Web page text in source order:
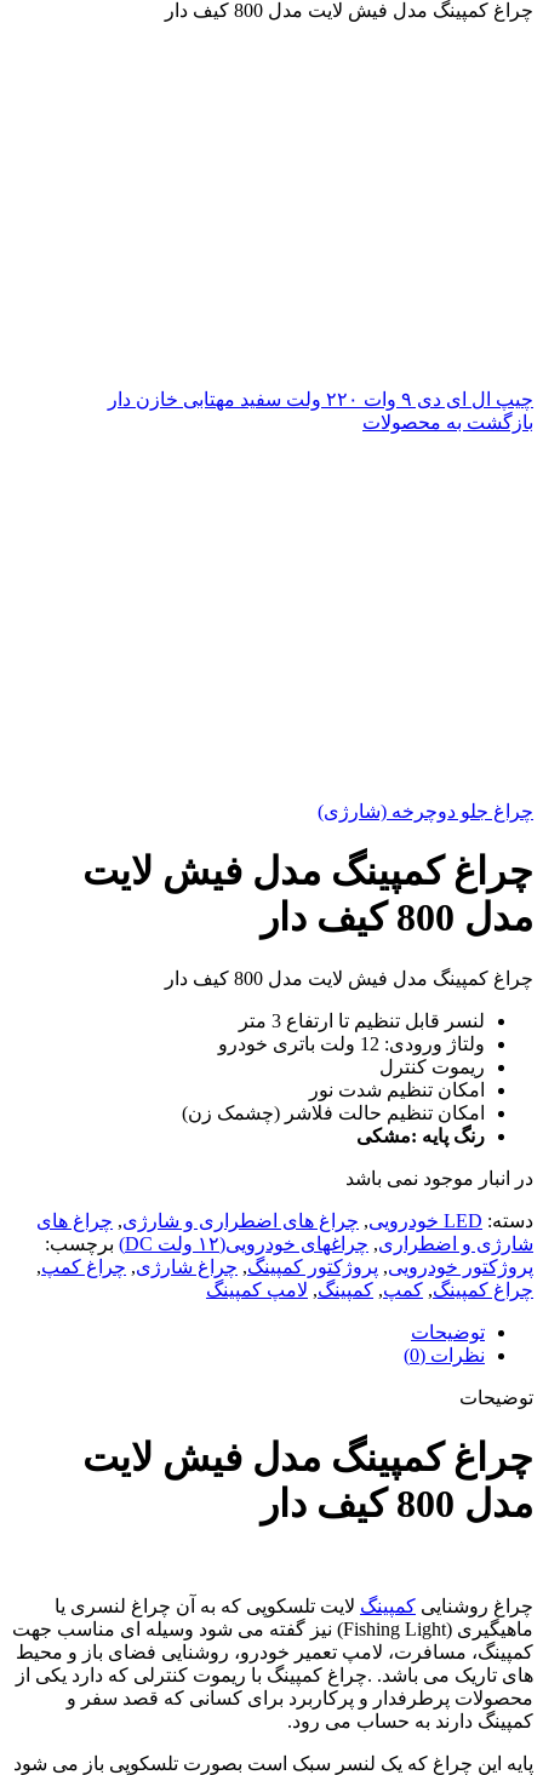
چراغ کمپینگ مدل فیش لایت مدل 800 کیف دار
چیپ ال ای دی ۹ وات ۲۲۰ ولت سفید مهتابی خازن دار
بازگشت به محصولات
چراغ جلو دوچرخه (شارژی)
چراغ کمپینگ مدل فیش لایت
مدل 800 کیف دار
چراغ کمپینگ مدل فیش لایت مدل 800 کیف دار
لنسر قابل تنظیم تا ارتفاع 3 متر
ولتاژ ورودی: 12 ولت باتری خودرو
ریموت کنترل
امکان تنظیم شدت نور
امکان تنظیم حالت فلاشر (چشمک زن)
رنگ پایه :مشکی
در انبار موجود نمی باشد
دسته: LED خودرویی , چراغ های اضطراری و شارژی, چراغ های
شارژی و اضطراری, چراغهای خودرویی(۱۲ ولت DC)
برچسب:
پروژکتور خودرویی, پروژکتور کمپینگ, چراغ شارژی, چراغ کمپ,
چراغ کمپینگ, کمپ, کمپینگ, لامپ کمپینگ
توضیحات
نظرات (0)
توضیحات
چراغ کمپینگ مدل فیش لایت
مدل 800 کیف دار
چراغ روشنایی کمپینگ لایت تلسکوپی که به آن چراغ لنسری یا
ماهیگیری (Fishing Light) نیز گفته می شود وسیله ای مناسب جهت
کمپینگ، مسافرت، لامپ تعمیر خودرو، روشنایی فضای باز و محیط
های تاریک می باشد. .چراغ کمپینگ با ریموت کنترلی که دارد یکی از
محصولات پرطرفدار و پرکاربرد برای کسانی که قصد سفر و
کمپینگ دارند به حساب می رود.
پایه این چراغ که یک لنسر سبک است بصورت تلسکوپی باز می شود